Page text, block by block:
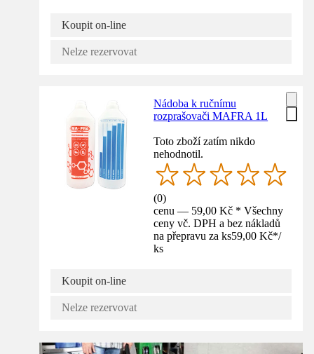
Koupit on-line
Nelze rezervovat
Nádoba k ručnímu
rozprašovači MAFRA 1L
Toto zboží zatím nikdo
nehodnotil.
(0)
cenu — 59,00 Kč * Všechny
ceny vč. DPH a bez nákladů
na přepravu za ks59,00 Kč*/
ks
Koupit on-line
Nelze rezervovat